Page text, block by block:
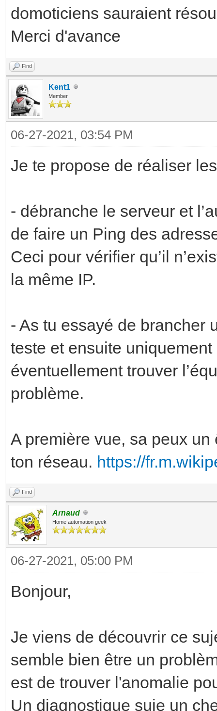
domoticiens sauraient
Merci d'avance
Find
Kent1
Member
06-27-2021, 03:54 PM
Je te propose de réaliser
- débranche le serveur et
de faire un Ping des
Ceci pour vérifier qu’il
la même IP.
- As tu essayé de brancher
teste et ensuite uniquement
éventuellement trouver
problème.
A première vue, sa peux
ton réseau. https://
Find
Arnaud
Home automation geek
06-27-2021, 05:00 PM
Bonjour,
Je viens de découvrir ce
semble bien être un
est de trouver l'anomalie
Un diagnostique suie un